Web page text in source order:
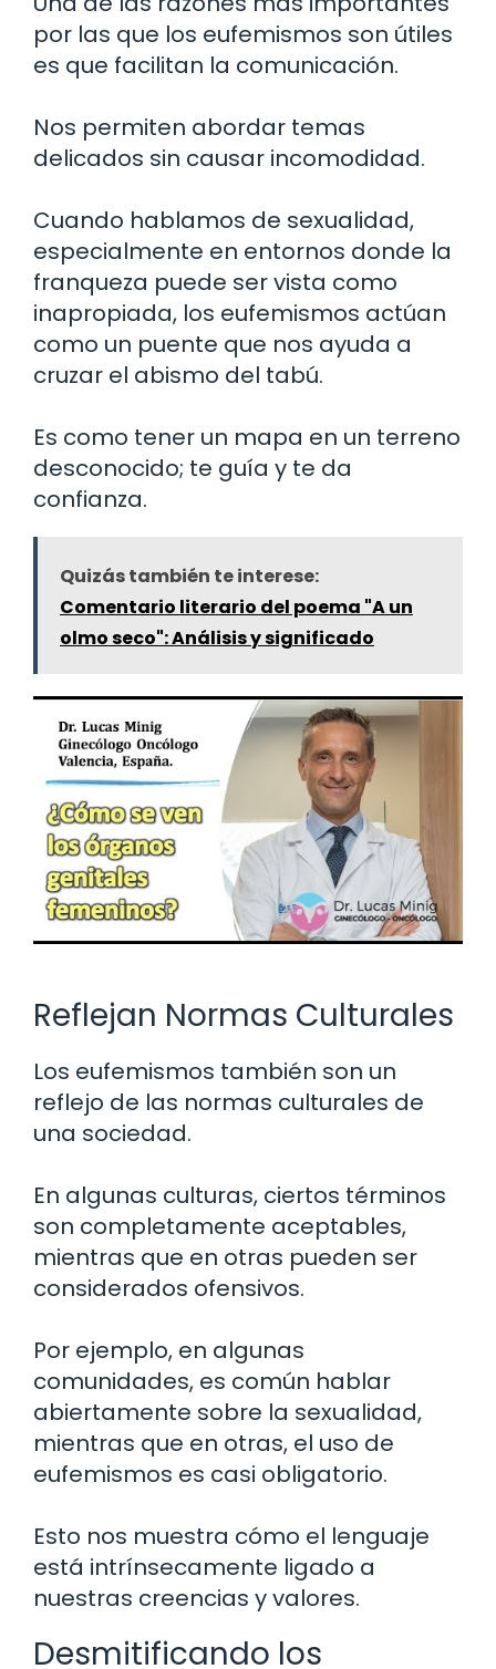
por las que los eufemismos son útiles
es que facilitan la comunicación.
Nos permiten abordar temas
delicados sin causar incomodidad.
Cuando hablamos de sexualidad,
especialmente en entornos donde la
franqueza puede ser vista como
inapropiada, los eufemismos actúan
como un puente que nos ayuda a
cruzar el abismo del tabú.
Es como tener un mapa en un terreno
desconocido; te guía y te da
confianza.
Quizás también te interese:
Comentario literario del poema "A un
olmo seco": Análisis y significado
Reflejan Normas Culturales
Los eufemismos también son un
reflejo de las normas culturales de
una sociedad.
En algunas culturas, ciertos términos
son completamente aceptables,
mientras que en otras pueden ser
considerados ofensivos.
Por ejemplo, en algunas
comunidades, es común hablar
abiertamente sobre la sexualidad,
mientras que en otras, el uso de
eufemismos es casi obligatorio.
Esto nos muestra cómo el lenguaje
está intrínsecamente ligado a
nuestras creencias y valores.
Desmitificando los